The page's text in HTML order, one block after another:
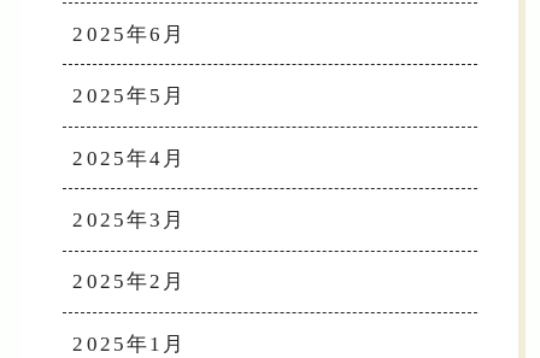
2025年6月
2025年5月
2025年4月
2025年3月
2025年2月
2025年1月